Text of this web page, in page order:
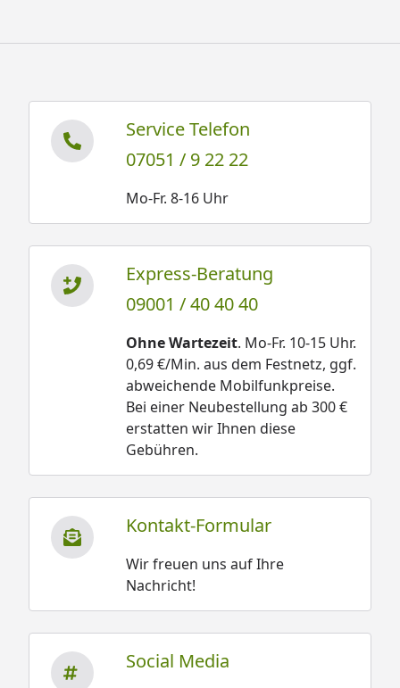
Service Telefon
07051 / 9 22 22
Mo-Fr. 8-16 Uhr
Express-Beratung
09001 / 40 40 40
Ohne Wartezeit. Mo-Fr. 10-15 Uhr.
0,69 €/Min. aus dem Festnetz, ggf.
abweichende Mobilfunkpreise.
Bei einer Neubestellung ab 300 €
erstatten wir Ihnen diese
Gebühren.
Kontakt-Formular
Wir freuen uns auf Ihre
Nachricht!
Social Media